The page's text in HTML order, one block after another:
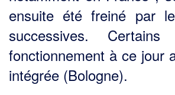
ensuite été freiné par
successives.
fonctionnement à ce jour
intégrée (Bologne).